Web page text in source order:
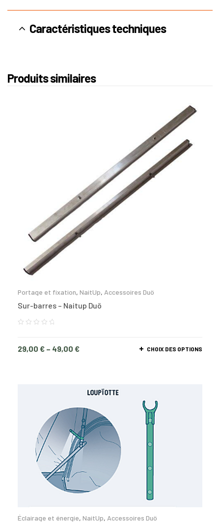
Caractéristiques techniques
Produits similaires
Portage et fixation, NaitUp, Accessoires Duö
Sur-barres – Naitup Duö
29,00 € – 49,00 € CHOIX DES OPTIONS
Éclairage et énergie, NaitUp, Accessoires Duö